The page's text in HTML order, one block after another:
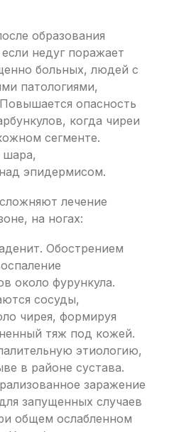
образования
недуг поражает
больных, людей с
патологиями,
опасность
когда чиреи
сегменте.
шара,
эпидермисом.
лечение
на ногах:
Обострением
около фурункула.
сосуды,
чирея, формируя
тяж под кожей.
этиологию,
в районе сустава.
заражение
запущенных случаев
общем ослабленном